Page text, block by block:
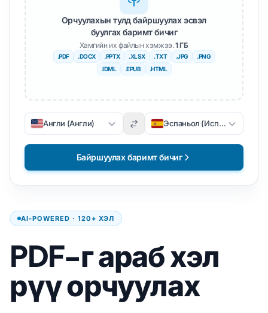
AI-POWERED · 120+ ХЭЛ
PDF-г араб хэл
рүү орчуулах
Орчуулахын тулд байршуулах эсвэл
буулгах баримт бичиг
Хамгийн их файлын хэмжээ.1 ГБ
.PDF .DOCX .PPTX .XLSX .TXT .JPG
.PNG
.IDML
.EPUB .HTML
Англи (Англи) Эспаньол (Испани)
Байршуулах баримт бичиг